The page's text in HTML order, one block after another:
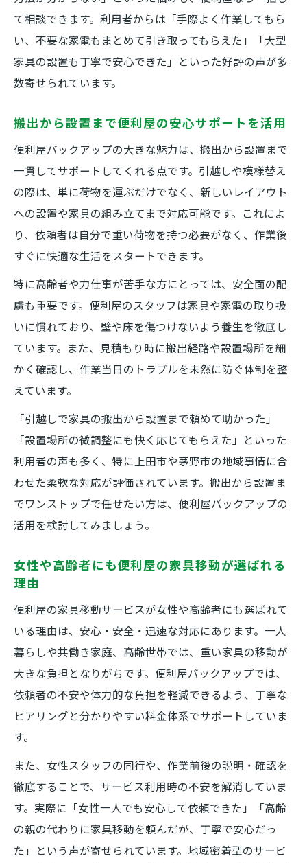
て相談できます。利用者からは「手際よく作業してもら
い、不要な家電もまとめて引き取ってもらえた」「大型
家具の設置も丁寧で安心できた」といった好評の声が多
数寄せられています。
搬出から設置まで便利屋の安心サポートを活用
便利屋バックアップの大きな魅力は、搬出から設置まで
一貫してサポートしてくれる点です。引越しや模様替え
の際は、単に荷物を運ぶだけでなく、新しいレイアウト
への設置や家具の組み立てまで対応可能です。これによ
り、依頼者は自分で重い荷物を持つ必要がなく、作業後
すぐに快適な生活をスタートできます。
特に高齢者や力仕事が苦手な方にとっては、安全面の配
慮も重要です。便利屋のスタッフは家具や家電の取り扱
いに慣れており、壁や床を傷つけないよう養生を徹底し
ています。また、見積もり時に搬出経路や設置場所を細
かく確認し、作業当日のトラブルを未然に防ぐ体制を整
えています。
「引越しで家具の搬出から設置まで頼めて助かった」
「設置場所の微調整にも快く応じてもらえた」といった
利用者の声も多く、特に上田市や茅野市の地域事情に合
わせた柔軟な対応が評価されています。搬出から設置ま
でワンストップで任せたい方は、便利屋バックアップの
活用を検討してみましょう。
女性や高齢者にも便利屋の家具移動が選ばれる
理由
便利屋の家具移動サービスが女性や高齢者にも選ばれて
いる理由は、安心・安全・迅速な対応にあります。一人
暮らしや共働き家庭、高齢世帯では、重い家具の移動が
大きな負担となりがちです。便利屋バックアップでは、
依頼者の不安や体力的な負担を軽減できるよう、丁寧な
ヒアリングと分かりやすい料金体系でサポートしていま
す。
また、女性スタッフの同行や、作業前後の説明・確認を
徹底することで、サービス利用時の不安を解消していま
す。実際に「女性一人でも安心して依頼できた」「高齢
の親の代わりに家具移動を頼んだが、丁寧で安心だっ
た」という声が寄せられています。地域密着型のサービ